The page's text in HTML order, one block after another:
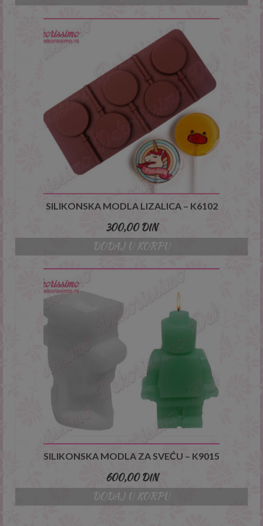
SILIKONSKA MODLA LIZALICA – K6102
300,00DIN
DODAJ U KORPU
SILIKONSKA MODLA ZA SVEĆU – K9015
600,00DIN
DODAJ U KORPU